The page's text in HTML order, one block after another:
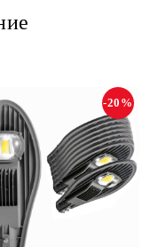
-20%